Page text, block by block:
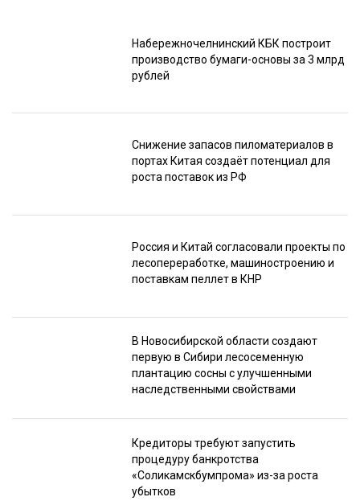
Набережночелнинский КБК построит
производство бумаги-основы за 3 млрд
рублей
Снижение запасов пиломатериалов в
портах Китая создаёт потенциал для
роста поставок из РФ
Россия и Китай согласовали проекты по
лесопереработке, машиностроению и
поставкам пеллет в КНР
В Новосибирской области создают
первую в Сибири лесосеменную
плантацию сосны с улучшенными
наследственными свойствами
Кредиторы требуют запустить
процедуру банкротства
«Соликамскбумпрома» из-за роста
убытков